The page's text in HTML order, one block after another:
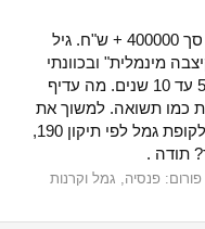
שלום, קיבלתי קופת גמל ישנה על סך 400000 + ש"ח. גיל
בן 60+ עם "קיצבה מינמלית" ובכוונתי
להשתמש בכסף הונית בטווח של 5 עד 10 שנים. מה עדיף
כמו תשואה. למשוך את
הכסף על שמי לקופת גמל רגילה, לקופת גמל לפי תיקון 190,
תודה .
פורום: פנסיה, גמל וקרנות